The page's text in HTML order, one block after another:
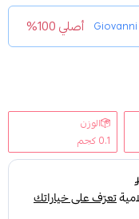
Giovanni أصلي 100%
الوزن
0.1 كجم